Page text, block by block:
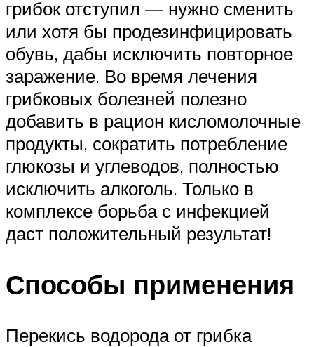
грибок отступил — нужно сменить
или хотя бы продезинфицировать
обувь, дабы исключить повторное
заражение. Во время лечения
грибковых болезней полезно
добавить в рацион кисломолочные
продукты, сократить потребление
глюкозы и углеводов, полностью
исключить алкоголь. Только в
комплексе борьба с инфекцией
даст положительный результат!
Способы применения
Перекись водорода от грибка